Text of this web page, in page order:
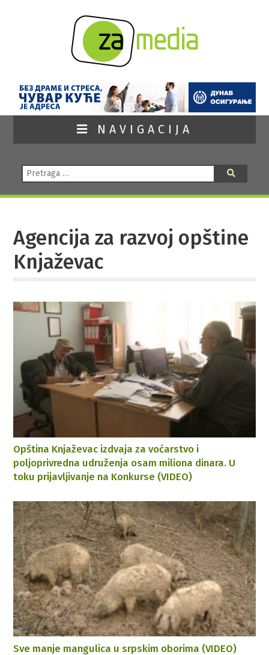
NAVIGACIJA
Pretraga:
Agencija za razvoj opštine
Knjaževac
Opština Knjaževac izdvaja za voćarstvo i
poljoprivredna udruženja osam miliona dinara. U
toku prijavljivanje na Konkurse (VIDEO)
Sve manje mangulica u srpskim oborima (VIDEO)